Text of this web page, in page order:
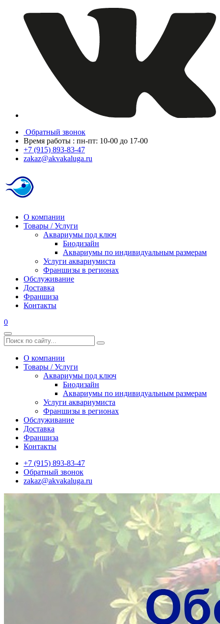
Обратный звонок
Время работы : пн-пт: 10-00 до 17-00
+7 (915) 893-83-47
zakaz@akvakaluga.ru
О компании
Товары / Услуги
Аквариумы под ключ
Биодизайн
Аквариумы по индивидуальным размерам
Услуги аквариумиста
Франшизы в регионах
Обслуживание
Доставка
Франшиза
Контакты
0
О компании
Товары / Услуги
Аквариумы под ключ
Биодизайн
Аквариумы по индивидуальным размерам
Услуги аквариумиста
Франшизы в регионах
Обслуживание
Доставка
Франшиза
Контакты
+7 (915) 893-83-47
Обратный звонок
zakaz@akvakaluga.ru